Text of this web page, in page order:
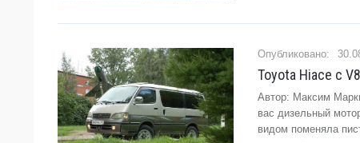
Toyota Hiace с
Автор: Максим
вас дизельный
видом поменяла